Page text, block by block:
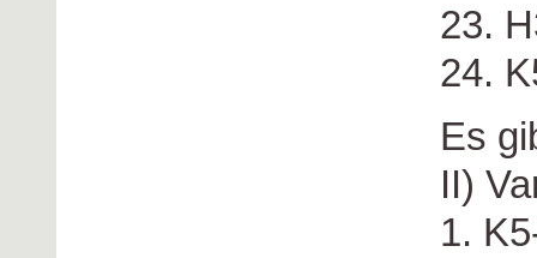
23.
24.
Es
II)
1.